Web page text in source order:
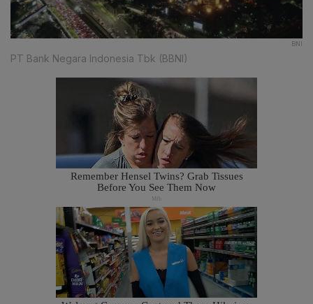
BNI
PT Bank Negara Indonesia Tbk (BBNI)